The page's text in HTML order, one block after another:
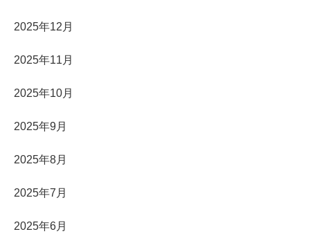
2025年12月
2025年11月
2025年10月
2025年9月
2025年8月
2025年7月
2025年6月